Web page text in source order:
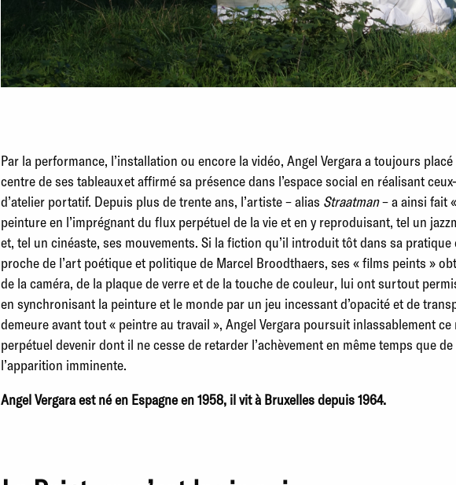
Par la performance, l’installation ou encore la vidéo, Angel Vergara a toujours placé
centre de ses tableaux et affirmé sa présence dans l’espace social en réalisant
d’atelier portatif. Depuis plus de trente ans, l’artiste – alias Straatman– a ainsi fait
peintureen l’imprégnant du flux perpétuel de la vie et en y reproduisant, tel un
et, tel un cinéaste, ses mouvements. Si la fiction qu’il introduit tôt dans sa
proche de l’art poétique et politique de Marcel Broodthaers, ses « films peints »
de la caméra, de la plaque de verre et de la touche de couleur, lui ont surtout
en synchronisant la peinture et le monde par un jeu incessant d’opacité et de
demeure avant tout « peintre au travail », Angel Vergara poursuit inlassablement ce
perpétuel devenir dont il ne cesse de retarder l’achèvement en même temps que
l’apparition imminente.
Angel Vergara est né en Espagne en 1958, il vit à Bruxelles depuis 1964.